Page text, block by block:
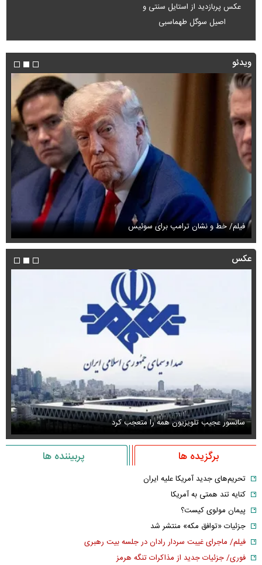
عکس پربازدید از استایل سنتی و
اصیل سوگل طهماسبی
ویدئو
فیلم/ خط و نشان ترامپ برای سوئیس
عکس
سانسور عجیب تلویزیون همه را متعجب کرد
برگزیده ها پربیننده ها
تحریم‌های جدید آمریکا علیه ایران
کنایه تند همتی به آمریکا
پیمان مولوی کیست؟
جزئیات «توافق مکه» منتشر شد
فیلم/ ماجرای غیبت سردار رادان در جلسه بیت رهبری
فوری/ جزئیات جدید از مذاکرات تنگه هرمز